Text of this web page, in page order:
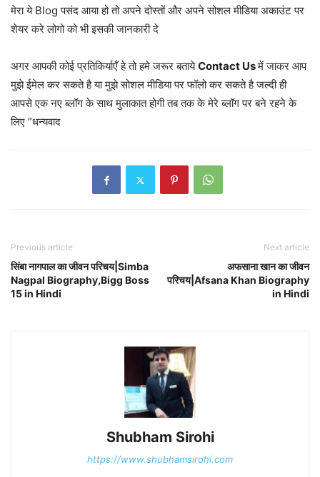
मेरा ये Blog पसंद आया हो तो अपने दोस्तों और अपने सोशल मीडिया अकाउंट पर
शेयर करे लोगो को भी इसकी जानकारी दे
अगर आपकी कोई प्रतिकिर्याएँ हे तो हमे जरूर बतायेContact Usमें जाकर आप
मुझे ईमेल कर सकते है या मुझे सोशल मीडिया पर फॉलो कर सकते है जल्दी ही
आपसे एक नए ब्लॉग के साथ मुलाकात होगी तब तक के मेरे ब्लॉग पर बने रहने के
लिए ”धन्यवाद
Previous article
सिंबा नागपाल का जीवन परिचय|Simba
Nagpal Biography,Bigg Boss
15 in Hindi
Next article
अफसाना खान का जीवन
परिचय|Afsana Khan Biography
in Hindi
Shubham Sirohi
https://www.shubhamsirohi.com